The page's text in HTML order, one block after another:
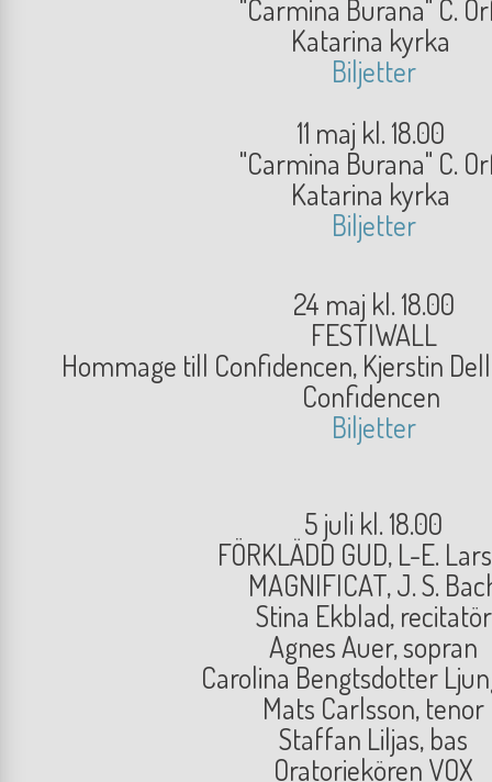
"Carmina Burana" C.
Katarina kyrka
Biljetter
11 maj kl. 18.00
"Carmina Burana" C.
Katarina kyrka
Biljetter
24 maj kl. 18.00
FESTIWALL
Hommage till Confidencen, Kjerstin
Confidencen
Biljetter
5 juli kl. 18.00
FÖRKLÄDD GUD, L-E.
MAGNIFICAT, J. S.
Stina Ekblad, recitatör
Agnes Auer, sopran
Carolina Bengtsdotter
Mats Carlsson, tenor
Staffan Liljas, bas
Oratoriekören VOX